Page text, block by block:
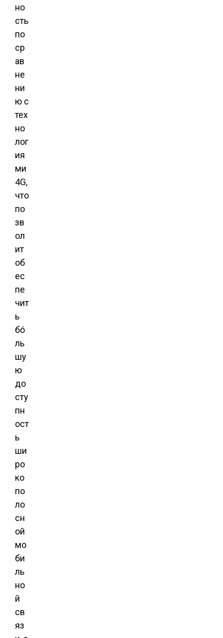
но
сть
по
ср
ав
не
ни
ю с
тех
но
лог
ия
ми
4G,
что
по
зв
ол
ит
об
ес
пе
чит
ь
бо́
ль
шу
ю
до
сту
пн
ост
ь
ши
ро
ко
по
ло
сн
ой
мо
би
ль
но
й
св
яз